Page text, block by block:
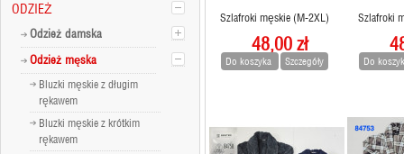
ODZIEŻ
Odzież damska
Odzież męska
Bluzki męskie z długim
rękawem
Bluzki męskie z krótkim
rękawem
Szlafroki męskie (M-2XL)
48,00 zł
Do koszyka Szczegóły
Szlafroki
Do